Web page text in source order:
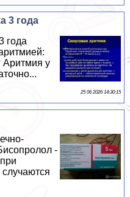
3 года
года
Аритмия у
25 06 2026 14:30:15
-